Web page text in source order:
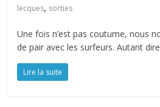
lecques, sorties
Une fois n’est pas coutume, nous
de pair avec les surfeurs. Autant
Lire la suite